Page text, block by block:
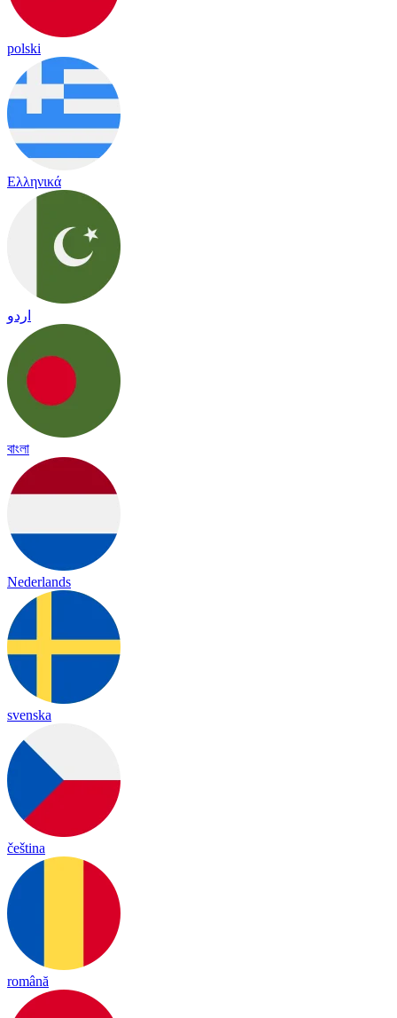
polski
Ελληνικά
اردو
বাংলা
Nederlands
svenska
čeština
română